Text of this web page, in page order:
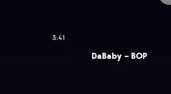
3:41
DaBaby – BOP